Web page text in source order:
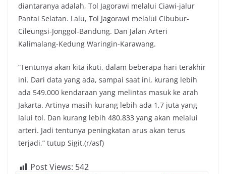
diantaranya adalah, Tol Jagorawi melalui Ciawi-jalur
Pantai Selatan. Lalu, Tol Jagorawi melalui Cibubur-
Cileungsi-Jonggol-Bandung. Dan Jalan Arteri
Kalimalang-Kedung Waringin-Karawang.
“Tentunya akan kita ikuti, dalam beberapa hari terakhir
ini. Dari data yang ada, sampai saat ini, kurang lebih
ada 549.000 kendaraan yang melintas masuk ke arah
Jakarta. Artinya masih kurang lebih ada 1,7 juta yang
lalui tol. Dan kurang lebih 480.833 yang akan melalui
arteri. Jadi tentunya peningkatan arus akan terus
terjadi,” tutup Sigit.(r/asf)
Post Views: 542